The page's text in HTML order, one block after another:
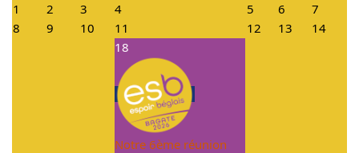
1 2 3 4 5 6
7
8
9 10 11 12 13 14
18
Notre 6ème réunion